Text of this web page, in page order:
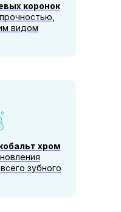
коронок
видом
хром
зубного